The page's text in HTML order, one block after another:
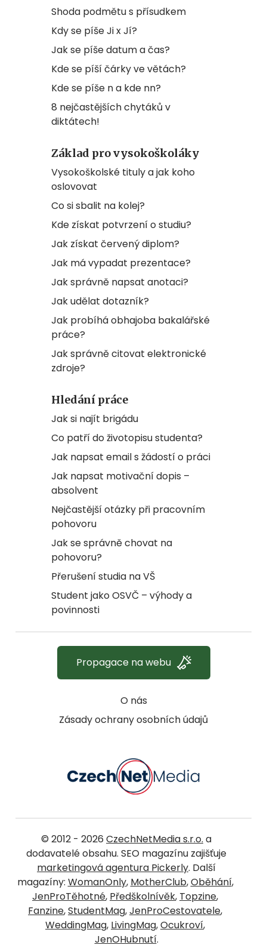
Shoda podmětu s přísudkem
Kdy se píše Ji x Jí?
Jak se píše datum a čas?
Kde se píší čárky ve větách?
Kde se píše n a kde nn?
8 nejčastějších chytáků v
diktátech!
Základ pro vysokoškoláky
Vysokoškolské tituly a jak koho
oslovovat
Co si sbalit na kolej?
Kde získat potvrzení o studiu?
Jak získat červený diplom?
Jak má vypadat prezentace?
Jak správně napsat anotaci?
Jak udělat dotazník?
Jak probíhá obhajoba bakalářské
práce?
Jak správně citovat elektronické
zdroje?
Hledání práce
Jak si najít brigádu
Co patří do životopisu studenta?
Jak napsat email s žádostí o práci
Jak napsat motivační dopis –
absolvent
Nejčastější otázky při pracovním
pohovoru
Jak se správně chovat na
pohovoru?
Přerušení studia na VŠ
Student jako OSVČ – výhody a
povinnosti
O nás
Zásady ochrany osobních údajů
Propagace na webu
© 2012 - 2026 CzechNetMedia s.r.o. a
dodavatelé obsahu. SEO magazínu zajišťuje
marketingová agentura Pickerly. Další
magazíny: WomanOnly, MotherClub,Oběhání,
JenProTěhotné, Předškolnívěk, Topzine,
Fanzine,StudentMag,JenProCestovatele,
WeddingMag, LivingMag,Ocukroví,
JenOHubnutí.